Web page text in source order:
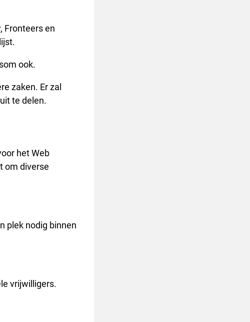
Fronteers en
ook.
zaken. Er zal
te delen.
het Web
om diverse
plek nodig binnen
vrijwilligers.